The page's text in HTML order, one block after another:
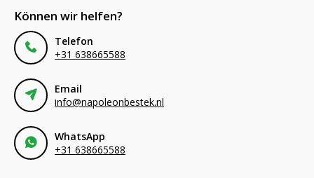
Können wir helfen?
Telefon
+31 638665588
Email
info@napoleonbestek.nl
WhatsApp
+31 638665588